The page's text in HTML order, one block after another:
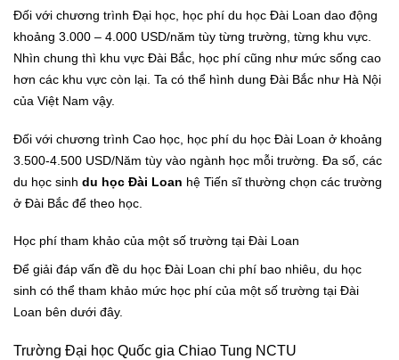
Đối với chương trình Đại học, học phí du học Đài Loan dao động
khoảng 3.000 – 4.000 USD/năm tùy từng trường, từng khu vực.
Nhìn chung thì khu vực Đài Bắc, học phí cũng như mức sống cao
hơn các khu vực còn lại. Ta có thể hình dung Đài Bắc như Hà Nội
của Việt Nam vậy.
Đối với chương trình Cao học, học phí du học Đài Loan ở khoảng
3.500-4.500 USD/Năm tùy vào ngành học mỗi trường. Đa số, các
du học sinh du học Đài Loan hệ Tiến sĩ thường chọn các trường
ở Đài Bắc để theo học.
Học phí tham khảo của một số trường tại Đài Loan
Để giải đáp vấn đề du học Đài Loan chi phí bao nhiêu, du học
sinh có thể tham khảo mức học phí của một số trường tại Đài
Loan bên dưới đây.
Trường Đại học Quốc gia Chiao Tung NCTU